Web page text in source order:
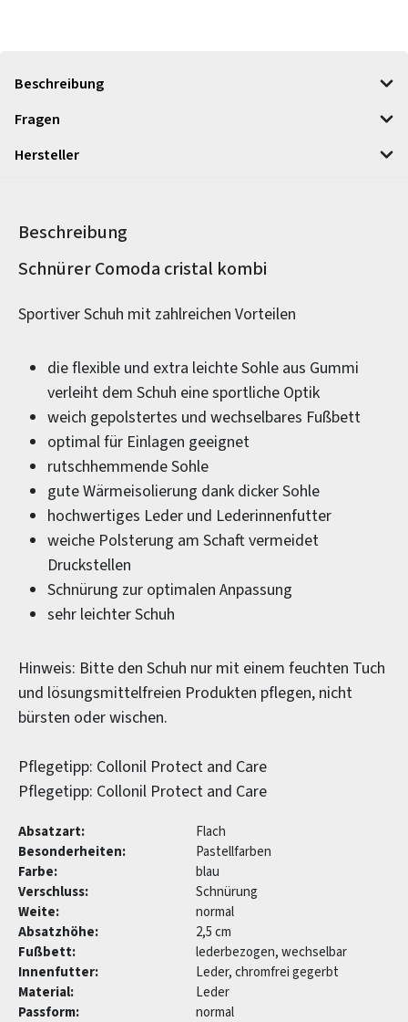
Beschreibung
Fragen
Hersteller
Beschreibung
Produktinformationen
Schnürer Comoda cristal kombi
Sportiver Schuh mit zahlreichen Vorteilen
die flexible und extra leichte Sohle aus Gummi
verleiht dem Schuh eine sportliche Optik
weich gepolstertes und wechselbares Fußbett
optimal für Einlagen geeignet
rutschhemmende Sohle
gute Wärmeisolierung dank dicker Sohle
hochwertiges Leder und Lederinnenfutter
weiche Polsterung am Schaft vermeidet
Druckstellen
Schnürung zur optimalen Anpassung
sehr leichter Schuh
Hinweis: Bitte den Schuh nur mit einem feuchten Tuch
und lösungsmittelfreien Produkten pflegen, nicht
bürsten oder wischen.
Pflegetipp: Collonil Protect and Care
Pflegetipp: Collonil Protect and Care
Absatzart:
Flach
Besonderheiten:
Pastellfarben
Farbe:
blau
Verschluss:
Schnürung
Weite:
normal
Absatzhöhe:
2,5 cm
Fußbett:
lederbezogen, wechselbar
Innenfutter:
Leder, chromfrei gegerbt
Material:
Leder
Passform:
normal